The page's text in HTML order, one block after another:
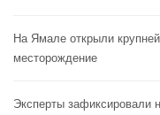
На Ямале открыли
месторождение
Эксперты зафиксировали